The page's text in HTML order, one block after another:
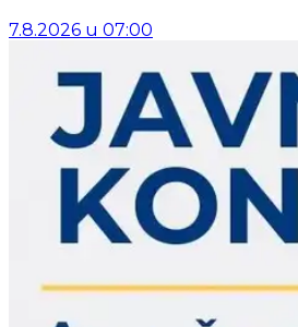
7.8.2026 u 07:00